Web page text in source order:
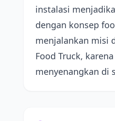
instalasi
dengan konsep
menjalankan misi
Food Truck,
menyenangkan di